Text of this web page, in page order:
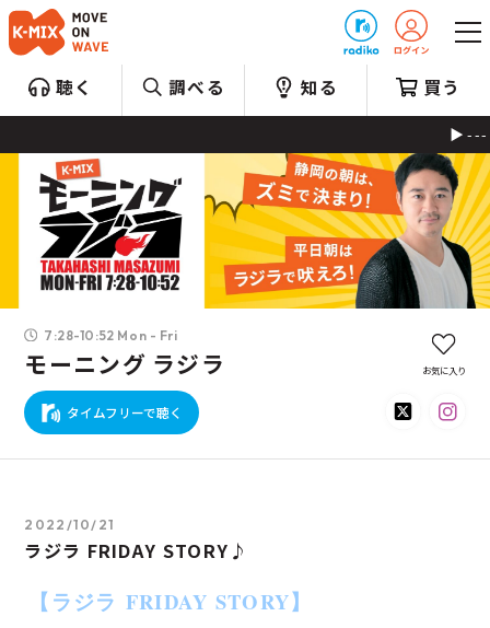
聴く 調べる 知る 買う
---
7:28-10:52 Mon - Fri
モーニング ラジラ
タイムフリーで聴く
お気に入り
2022/10/21
ラジラ FRIDAY STORY♪
【ラジラ FRIDAY STORY】